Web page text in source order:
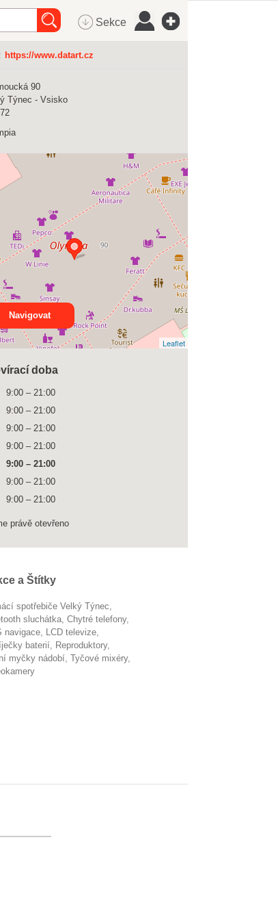
Sekce
https://www.datart.cz
90
Týnec - Vsisko
Leaflet
Navigovat
doba
9:00 – 21:00
9:00 – 21:00
9:00 – 21:00
9:00 – 21:00
9:00 – 21:00
9:00 – 21:00
9:00 – 21:00
právě otevřeno
a Štítky
spotřebiče Velký Týnec
sluchátka
chytré telefony
navigace
LCD televize
baterií
reproduktory
myčky nádobí
tyčové mixéry